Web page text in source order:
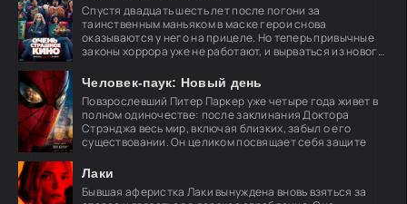
Спустя двадцать шесть лет после погони за
таинственным маньяком в маске герои снова
оказываются у него на прицеле. Но теперь привычные
законы хоррора уже не работают, и вырваться из нового
Человек-паук: Новый день
Повзрослевший Питер Паркер уже четыре года живет в
полном одиночестве: после заклинания Доктора
Стрэнджа весь мир, включая близких, забыл о его
существовании. Он целиком посвящает себя защите
Лаки
Бывшая аферистка Лаки вынуждена вновь взяться за